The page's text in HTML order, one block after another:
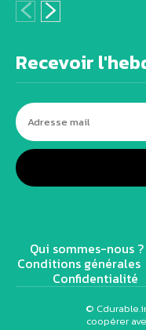
Recevoir
Qui sommes-nous ?
Conditions générales
Confidentialité
©
coopérer